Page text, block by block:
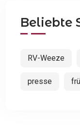
Beliebte
RV-Weeze
presse